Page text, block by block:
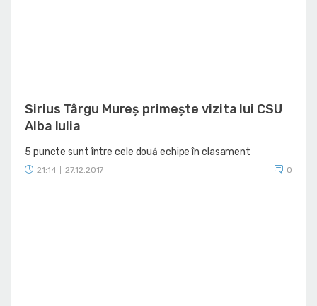
Sirius Târgu Mureș primește vizita lui CSU
Alba Iulia
5 puncte sunt între cele două echipe în clasament
21:14 27.12.2017 0